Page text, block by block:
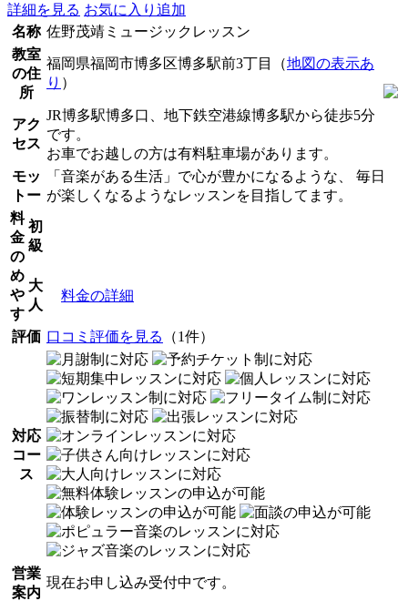
詳細を見る お気に入り追加
名称 佐野茂靖ミュージックレッスン
教室
の住
所
福岡県福岡市博多区博多駅前3丁目（地図の表示あ
り ）
アク
セス
JR博多駅博多口、地下鉄空港線博多駅から徒歩5分
です。
お車でお越しの方は有料駐車場があります。
モッ
トー
「音楽がある生活」で心が豊かになるような、 毎日
が楽しくなるようなレッスンを目指してます。
料
金
の
め
や
す
初
級
大
人
料金の詳細
評価 口コミ評価を見る （1件）
対応
コー
ス
営業
案内
現在お申し込み受付中です。